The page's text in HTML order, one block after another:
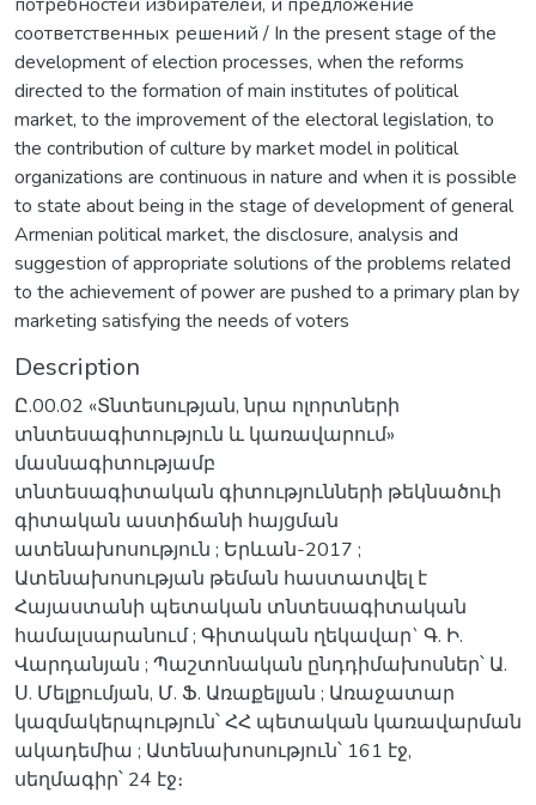
соответственных решений / In the present stage of the
development of election processes, when the reforms
directed to the formation of main institutes of political
market, to the improvement of the electoral legislation, to
the contribution of culture by market model in political
organizations are continuous in nature and when it is possible
to state about being in the stage of development of general
Armenian political market, the disclosure, analysis and
suggestion of appropriate solutions of the problems related
to the achievement of power are pushed to a primary plan by
marketing satisfying the needs of voters
Description
Ը.00.02 «Տնտեսության, նրա ոլորտների
տնտեսագիտություն և կառավարում»
մասնագիտությամբ
տնտեսագիտական գիտությունների թեկնածուի
գիտական աստիճանի հայցման
ատենախոսություն ; Երևան-2017 ;
Ատենախոսության թեման հաստատվել է
Հայաստանի պետական տնտեսագիտական
համալսարանում ; Գիտական ղեկավար` Գ. Ի.
Վարդանյան ; Պաշտոնական ընդդիմախոսներ՝ Ա.
Ս. Մելքումյան, Մ. Ֆ. Առաքելյան ; Առաջատար
կազմակերպություն՝ ՀՀ պետական կառավարման
ակադեմիա ; Ատենախոսություն՝ 161 էջ,
սեղմագիր՝ 24 էջ։